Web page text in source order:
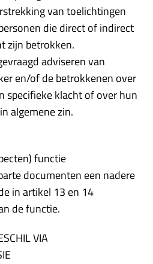
van toelichtingen
die direct of indirect
zijn betrokken.
adviseren van
en/of de betrokkenen over
specifieke klacht of over hun
algemene zin.
functie
documenten een nadere
in artikel 13 en 14
de functie.
VIA